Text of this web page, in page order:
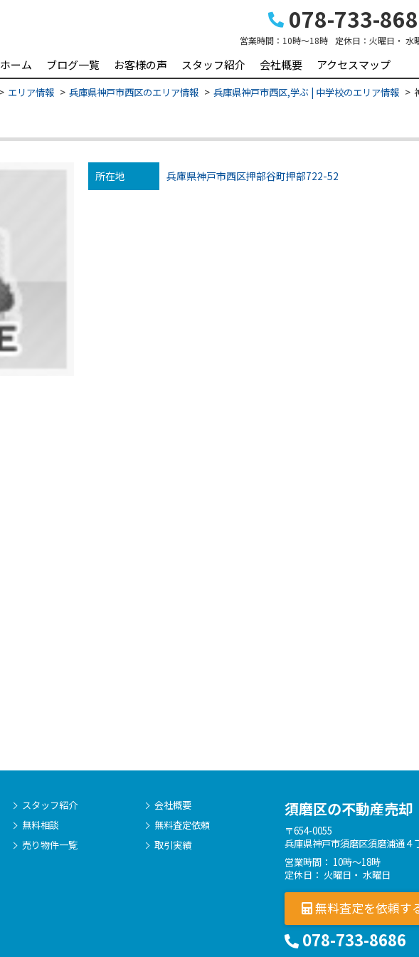
078-733-
営業時間： 10時～18時 定休日： 火曜日・ 水
ホーム ブログ一覧 お客様の声 スタッフ紹介 会社概要 アクセスマップ
エリア情報 兵庫県神戸市西区のエリア情報 兵庫県神戸市西区,学ぶ | 中学校のエリア情報
所在地 兵庫県神戸市西区押部谷町押部722-52
スタッフ紹介
無料相談
売り物件一覧
会社概要
無料査定依頼
取引実績
須磨区の不動産売却
〒654-0055
兵庫県神戸市須磨区須磨浦通４
営業時間： 10時～18時
定休日： 火曜日・ 水曜日
無料査定を依頼す
078-733-8686